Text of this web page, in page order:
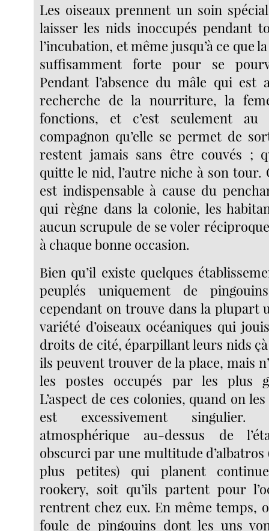
Les oiseaux prennent un soin
laisser les nids inoccupés pendant
l’incubation, et même jusqu’à ce que
suffisamment forte pour se
Pendant l’absence du mâle qui
recherche de la nourriture, la
fonctions, et c’est seulement
compagnon qu’elle se permet de
restent jamais sans être couvés ;
quitte le nid, l’autre niche à son tour.
est indispensable à cause du
qui règne dans la colonie, les
aucun scrupule de se voler
à chaque bonne occasion.
Bien qu’il existe quelques
peuplés uniquement de
cependant on trouve dans la plupart
variété d’oiseaux océaniques qui
droits de cité, éparpillant leurs nids
ils peuvent trouver de la place, mais
les postes occupés par les plus
L’aspect de ces colonies, quand on
est excessivement singulier.
atmosphérique au-dessus de
obscurci par une multitude d’albatros
plus petites) qui planent
rookery, soit qu’ils partent pour
rentrent chez eux. En même temps,
foule de pingouins dont les uns